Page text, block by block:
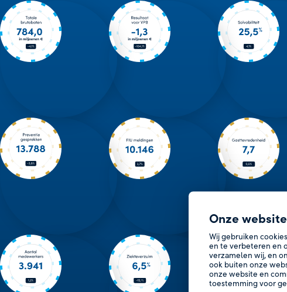
Onze
Wij gebruiken
en te verbeteren en
verzamelen wij, en
ook buiten onze
onze website en
toestemming voor